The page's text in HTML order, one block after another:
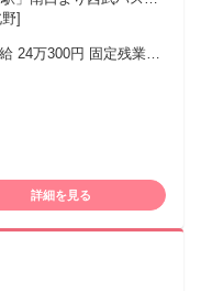
にて約8分「所沢ロイヤ
]
円 固定残業
われるその他手当金
詳細を見る